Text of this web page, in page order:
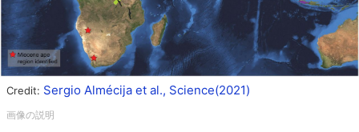
Credit: Sergio Almécija et al., Science(2021)